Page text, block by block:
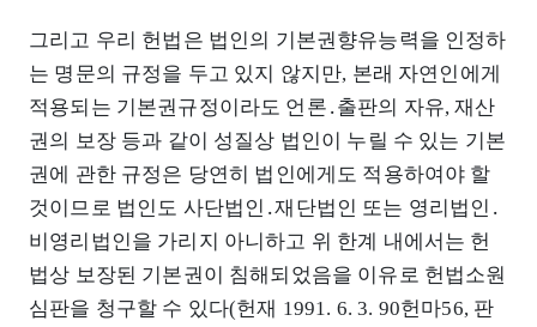
그리고 우리 헌법은 법인의 기본권향유능력을 인정하
는 명문의 규정을 두고 있지 않지만, 본래 자연인에게
적용되는 기본권규정이라도 언론․출판의 자유, 재산
권의 보장 등과 같이 성질상 법인이 누릴 수 있는 기본
권에 관한 규정은 당연히 법인에게도 적용하여야 할
것이므로 법인도 사단법인․재단법인 또는 영리법인․
비영리법인을 가리지 아니하고 위 한계 내에서는 헌
법상 보장된 기본권이 침해되었음을 이유로 헌법소원
심판을 청구할 수 있다(헌재 1991. 6. 3. 90헌마56, 판